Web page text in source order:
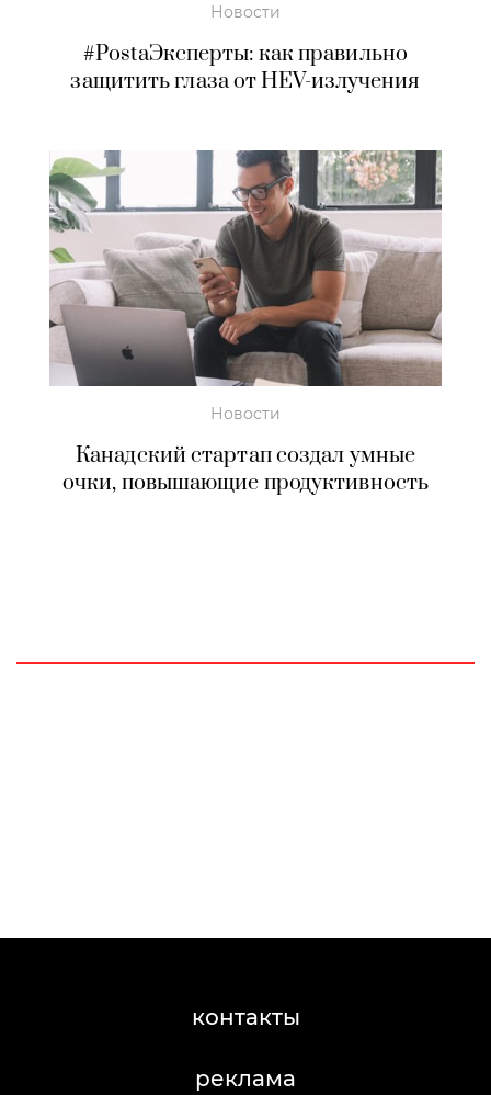
Новости
#PostaЭксперты: как правильно
защитить глаза от HEV-излучения
Новости
Канадский стартап создал умные
очки, повышающие продуктивность
контакты
реклама